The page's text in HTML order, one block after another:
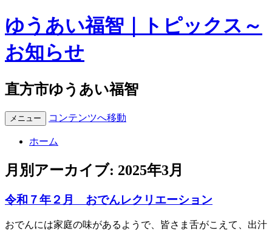
ゆうあい福智｜トピックス～
お知らせ
直方市ゆうあい福智
メニュー コンテンツへ移動
ホーム
月別アーカイブ: 2025年3月
令和７年２月 おでんレクリエーション
おでんには家庭の味があるようで、皆さま舌がこえて、出汁